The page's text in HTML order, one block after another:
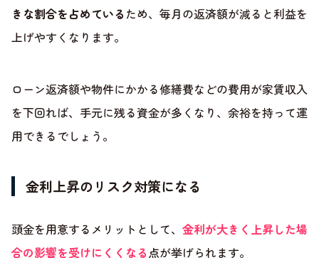
きな割合を占めている ため、毎月の返済額が減ると利益を
上げやすくなります。
ローン返済額や物件にかかる修繕費などの費用が家賃収入
を下回れば、手元に残る資金が多くなり、余裕を持って運
用できるでしょう。
金利上昇のリスク対策になる
頭金を用意するメリットとして、 金利が大きく上昇した場
合の影響を受けにくくなる点が挙げられます。